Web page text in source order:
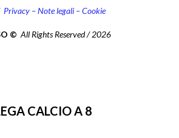
Privacy – Note legali – Cookie
© All Rights Reserved / 2026
CALCIO A 8